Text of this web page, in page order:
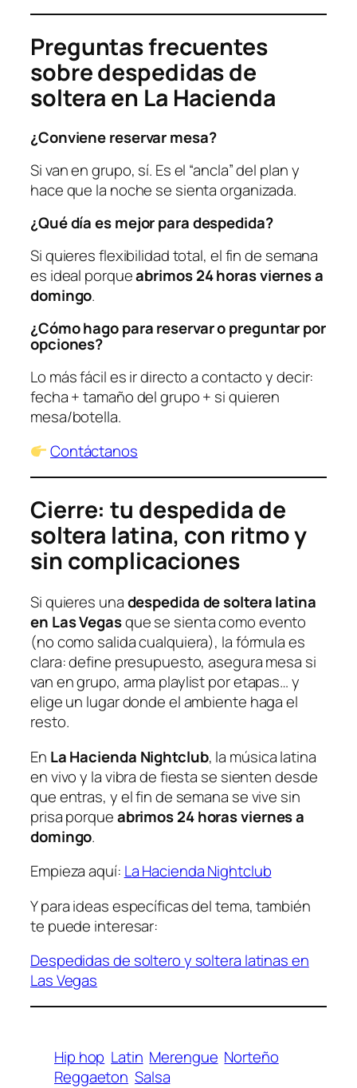
Preguntas frecuentes
sobre despedidas de
soltera en La Hacienda
¿Conviene reservar mesa?
Si van en grupo, sí. Es el “ancla” del plan y
hace que la noche se sienta organizada.
¿Qué día es mejor para despedida?
Si quieres flexibilidad total, el fin de semana
es ideal porqueabrimos 24 horas viernes a
domingo.
¿Cómo hago para reservar o preguntar por
opciones?
Lo más fácil es ir directo a contacto y decir:
fecha + tamaño del grupo + si quieren
mesa/botella.
Contáctanos
Cierre: tu despedida de
soltera latina, con ritmo y
sin complicaciones
Si quieres unadespedida de soltera latina
en Las Vegasque se sienta como evento
(no como salida cualquiera), la fórmula es
clara: define presupuesto, asegura mesa si
van en grupo, arma playlist por etapas… y
elige un lugar donde el ambiente haga el
resto.
En La Hacienda Nightclub, la música latina
en vivo y la vibra de fiesta se sienten desde
que entras, y el fin de semana se vive sin
prisa porqueabrimos 24 horas viernes a
domingo.
Empieza aquí: La Hacienda Nightclub
Y para ideas específicas del tema, también
te puede interesar:
Despedidas de soltero y soltera latinas en
Las Vegas
Hip hop Latin Merengue Norteño
Reggaeton Salsa